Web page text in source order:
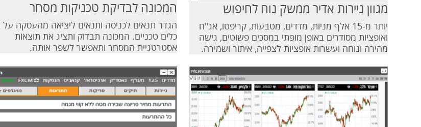
מגוון ניירות אדיר ממשק נוח לחיפוש
יותר מ-15 אלף מניות, מדדים, מטבעות, קריפטו, אג"ח
ואופציות מסודרים באופן מופתי במסכים פשוטים, גישה
מהירה ונוחה ועשרות אופציות לצפייה, איתור ושמירה.
המכונה לבדיקת טכניקות מסחר
הגדר תנאים לכניסה ותנאים ליציאה מהעסקה על
כלים טכניים. המכונה תבדוק ותציג את תוצאות
אסטרטגיית המסחר ותאפשר לשפר אותה.